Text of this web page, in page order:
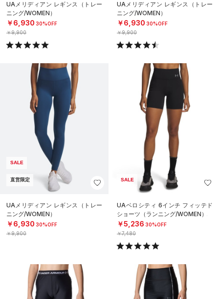
UAメリディアン レギンス（トレー
ニング/WOMEN）
￥6,930 30%OFF
￥9,900
UAメリディアン レギンス（トレー
ニング/WOMEN）
￥6,930 30%OFF
￥9,900
SALE
直営限定
UAメリディアン レギンス（トレー
ニング/WOMEN）
￥6,930 30%OFF
￥9,900
SALE
UAベロシティ 6インチ フィッテド
ショーツ（ランニング/WOMEN）
￥5,236 30%OFF
￥7,480